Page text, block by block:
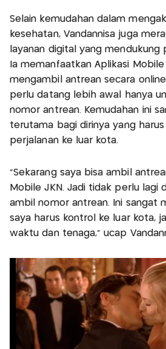
Selain kemudahan dalam
kesehatan, Vandannisa juga
layanan digital yang mendukung
Ia memanfaatkan Aplikasi
mengambil antrean secara
perlu datang lebih awal hanya
nomor antrean. Kemudahan ini
terutama bagi dirinya yang
perjalanan ke luar kota.
“Sekarang saya bisa ambil
Mobile JKN. Jadi tidak perlu lagi
ambil nomor antrean. Ini sangat
saya harus kontrol ke luar kota,
waktu dan tenaga,” ucap